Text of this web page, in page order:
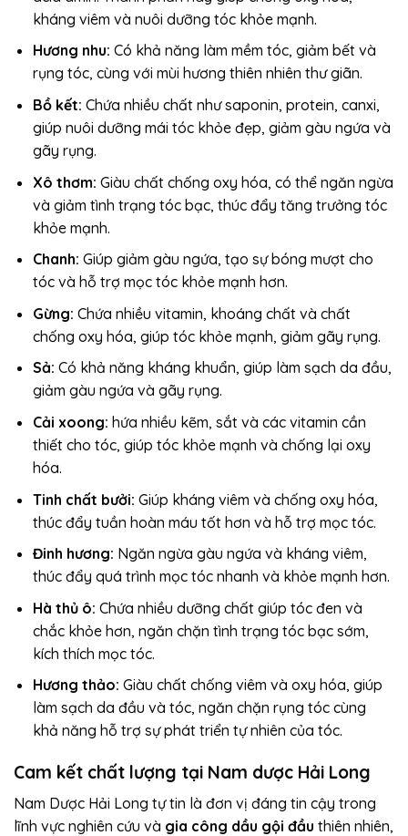
kháng viêm và nuôi dưỡng tóc khỏe mạnh.
Hương nhu: Có khả năng làm mềm tóc, giảm bết và
rụng tóc, cùng với mùi hương thiên nhiên thư giãn.
Bồ kết: Chứa nhiều chất như saponin, protein, canxi,
giúp nuôi dưỡng mái tóc khỏe đẹp, giảm gàu ngứa và
gãy rụng.
Xô thơm: Giàu chất chống oxy hóa, có thể ngăn ngừa
và giảm tình trạng tóc bạc, thúc đẩy tăng trưởng tóc
khỏe mạnh.
Chanh: Giúp giảm gàu ngứa, tạo sự bóng mượt cho
tóc và hỗ trợ mọc tóc khỏe mạnh hơn.
Gừng: Chứa nhiều vitamin, khoáng chất và chất
chống oxy hóa, giúp tóc khỏe mạnh, giảm gãy rụng.
Sả: Có khả năng kháng khuẩn, giúp làm sạch da đầu,
giảm gàu ngứa và gãy rụng.
Cải xoong: hứa nhiều kẽm, sắt và các vitamin cần
thiết cho tóc, giúp tóc khỏe mạnh và chống lại oxy
hóa.
Tinh chất bưởi: Giúp kháng viêm và chống oxy hóa,
thúc đẩy tuần hoàn máu tốt hơn và hỗ trợ mọc tóc.
Đinh hương: Ngăn ngừa gàu ngứa và kháng viêm,
thúc đẩy quá trình mọc tóc nhanh và khỏe mạnh hơn.
Hà thủ ô: Chứa nhiều dưỡng chất giúp tóc đen và
chắc khỏe hơn, ngăn chặn tình trạng tóc bạc sớm,
kích thích mọc tóc.
Hương thảo: Giàu chất chống viêm và oxy hóa, giúp
làm sạch da đầu và tóc, ngăn chặn rụng tóc cùng
khả năng hỗ trợ sự phát triển tự nhiên của tóc.
Cam kết chất lượng tại Nam dược Hải Long
Nam Dược Hải Long tự tin là đơn vị đáng tin cậy trong
lĩnh vực nghiên cứu và gia công dầu gội đầu thiên nhiên,